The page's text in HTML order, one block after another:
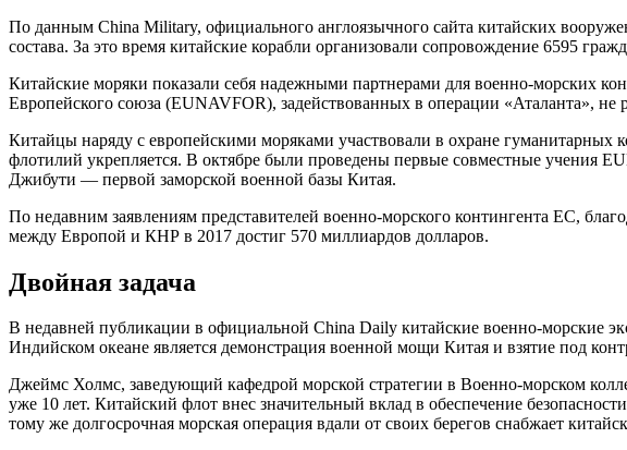
По данным China Military, официального англоязычного сайта китайских
состава. За это время китайские корабли организовали сопровождение 6595
Китайские моряки показали себя надежными партнерами для военно-морских
Европейского союза (EUNAVFOR), задействованных в операции «Аталанта»,
Китайцы наряду с европейскими моряками участвовали в охране
флотилий укрепляется. В октябре были проведены первые совместные учения
Джибути — первой заморской военной базы Китая.
По недавним заявлениям представителей военно-морского контингента ЕС,
между Европой и КНР в 2017 достиг 570 миллиардов долларов.
Двойная задача
В недавней публикации в официальной China Daily китайские военно-морские
Индийском океане является демонстрация военной мощи Китая и взятие под
Джеймс Холмс, заведующий кафедрой морской стратегии в Военно-морском
уже 10 лет. Китайский флот внес значительный вклад в обеспечение
тому же долгосрочная морская операция вдали от своих берегов снабжает